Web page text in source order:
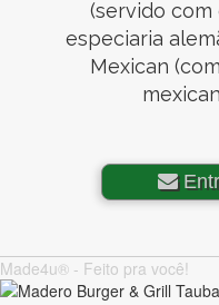
(servido
especiaria
Mexican
Made4u® - Feito pra você!